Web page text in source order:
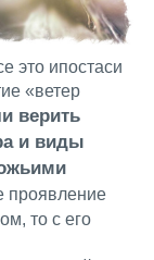
это ипостаси
«ветер
верить
и виды
проявление
то с его